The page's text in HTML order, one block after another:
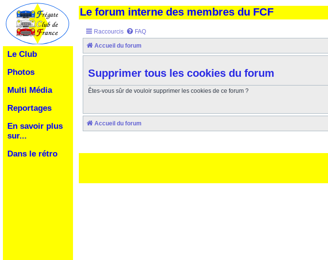
Le Club
Photos
Multi Média
Reportages
En savoir plus
sur...
Dans le rétro
Le forum interne des membres du FCF
Raccourcis FAQ
Accueil du forum
Supprimer tous les cookies du forum
Êtes-vous sûr de vouloir supprimer les cookies de ce forum ?
Accueil du forum